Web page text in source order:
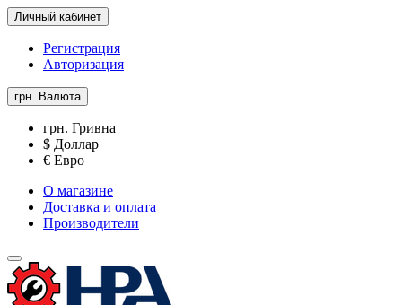
Личный кабинет
Регистрация
Авторизация
грн. Валюта
грн. Гривна
$ Доллар
€ Евро
О магазине
Доставка и оплата
Производители